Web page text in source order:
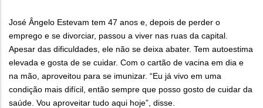
José Ângelo Estevam tem 47 anos e, depois de perder o
emprego e se divorciar, passou a viver nas ruas da capital.
Apesar das dificuldades, ele não se deixa abater. Tem autoestima
elevada e gosta de se cuidar. Com o cartão de vacina em dia e
na mão, aproveitou para se imunizar. “Eu já vivo em uma
condição mais difícil, então sempre que posso gosto de cuidar da
saúde. Vou aproveitar tudo aqui hoje”, disse.